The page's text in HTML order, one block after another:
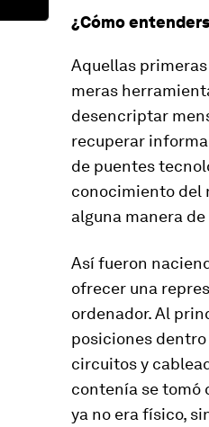
¿Cómo
Aquellas
meras
desencriptar
recuperar
de puentes
conocimiento del
alguna manera
Así fueron
ofrecer una
ordenador. Al
posiciones
circuitos y
contenía se tomó
ya no era físico,